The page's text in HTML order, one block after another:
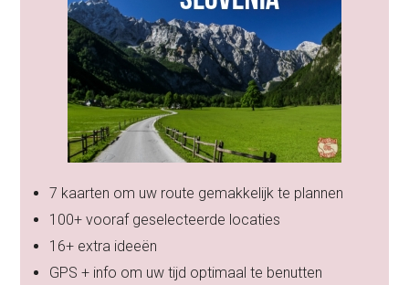
7 kaarten om uw route gemakkelijk te plannen
100+ vooraf geselecteerde locaties
16+ extra ideeën
GPS + info om uw tijd optimaal te benutten